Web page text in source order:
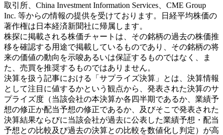
取引所、China Investment Information Services、CME Group
Inc. 等からの情報の提供を受けております。日経平均株価の
著作権は日本経済新聞社に帰属します。
株探に掲載される株価チャートは、その銘柄の過去の株価推
移を確認する用途で掲載しているものであり、その銘柄の将
来の価値の動向を示唆あるいは保証するものではなく、ま
た、売買を推奨するものではありません。
決算を扱う記事における「サプライズ決算」とは、決算情報
として注目に値するかという観点から、発表された決算のサ
プライズ度（当該会社の本決算か各四半期であるか、業績予
想の修正か配当予想の修正であるか、及びそこで発表された
決算結果ならびに当該会社が過去に公表した業績予想・配当
予想との比較及び過去の決算との比較を数値化し判定）が高